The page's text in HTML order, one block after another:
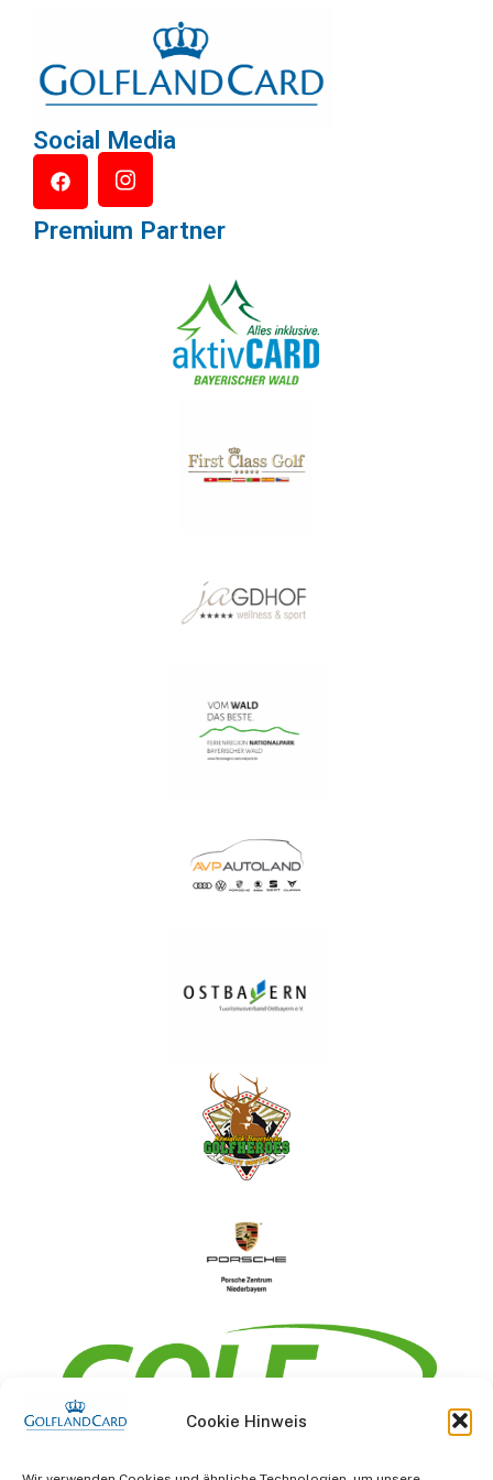
Cookie Hinweis
Social Media
Premium Partner